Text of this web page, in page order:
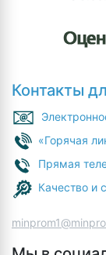
Контакты
«Горячая
Прямая
Качество и